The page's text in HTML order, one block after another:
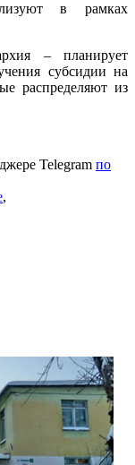
в рамках
– планирует
субсидии на
распределяют из
Telegram по
,